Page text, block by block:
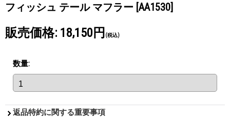
フィッシュ テール マフラー [AA1530]
販売価格: 18,150円 (税込)
数量:
返品特約に関する重要事項